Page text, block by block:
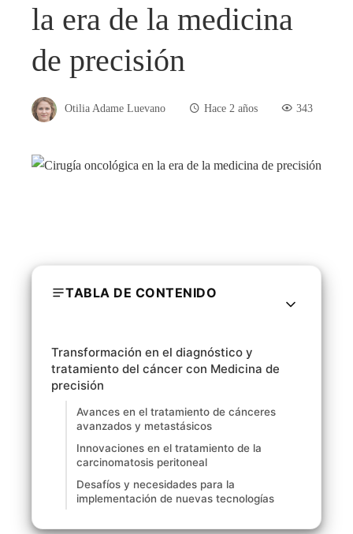
la era de la medicina
de precisión
Otilia Adame Luevano Hace 2 años 343
TABLA DE CONTENIDO
Transformación en el diagnóstico y
tratamiento del cáncer con Medicina de
precisión
Avances en el tratamiento de cánceres
avanzados y metastásicos
Innovaciones en el tratamiento de la
carcinomatosis peritoneal
Desafíos y necesidades para la
implementación de nuevas tecnologías